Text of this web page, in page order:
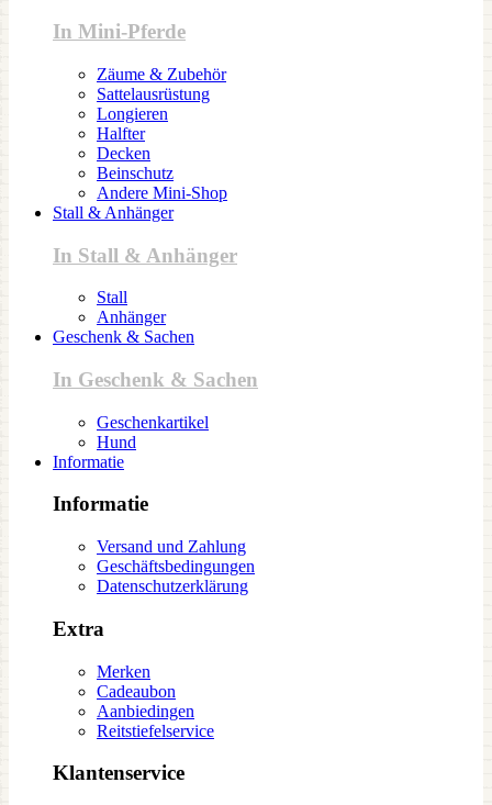
In Mini-Pferde
Zäume & Zubehör
Sattelausrüstung
Longieren
Halfter
Decken
Beinschutz
Andere Mini-Shop
Stall & Anhänger
In Stall & Anhänger
Stall
Anhänger
Geschenk & Sachen
In Geschenk & Sachen
Geschenkartikel
Hund
Informatie
Informatie
Versand und Zahlung
Geschäftsbedingungen
Datenschutzerklärung
Extra
Merken
Cadeaubon
Aanbiedingen
Reitstiefelservice
Klantenservice